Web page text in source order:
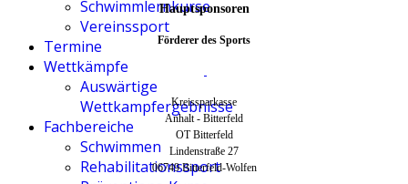
Schwimmlernkurse
Vereinssport
Termine
Wettkämpfe
Auswärtige
Wettkampfergebnisse
Fachbereiche
Schwimmen
Rehabilitationssport
Hauptsponsoren
Förderer des Sports
Kreissparkasse
Anhalt - Bitterfeld
OT Bitterfeld
Lindenstraße 27
06749 Bitterfeld-Wolfen